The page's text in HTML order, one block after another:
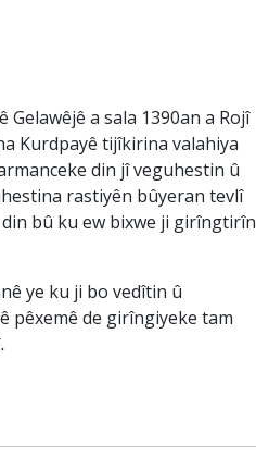
a sala 1390an a Rojî
Kurdpayê tijîkirina valahiya
din jî veguhestin û
rastiyên bûyeran tevlî
bû ku ew bixwe ji girîngtirîn
ye ku ji bo vedîtin û
pêxemê de girîngiyeke tam